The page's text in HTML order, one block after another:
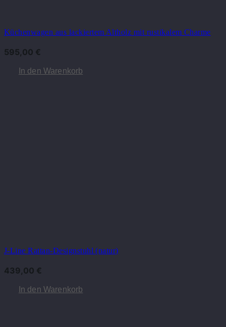
Küchenwagen aus lackiertem Altholz mit rustikalem Charme
595,00 €
In den Warenkorb
J-Line Rattan-Designstuhl (natur)
439,00 €
In den Warenkorb